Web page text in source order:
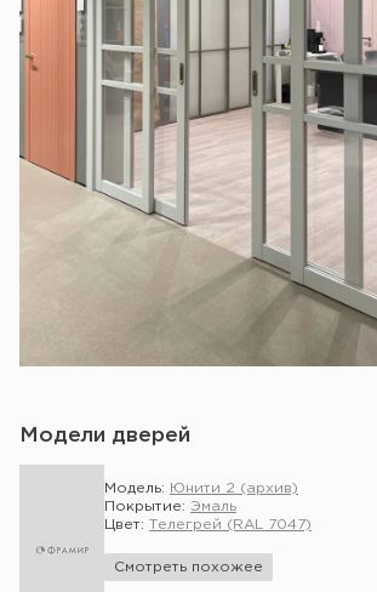
Модели дверей
Модель:
Юнити 2 (архив)
Покрытие: Эмаль
Цвет: Телегрей (RAL 7047)
Смотреть похожее